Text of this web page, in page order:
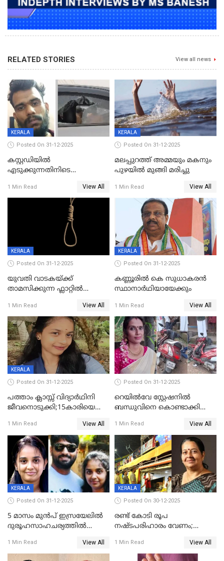
RELATED STORIES View all news
KERALA
Posted On 31-12-2025
കസ്റ്റഡിയിൽ
എടുക്കുന്നതിനിടെ
വധശ്രമക്കേസ് പ്രതി പിടിയിൽ
1 Min Read View All
KERALA
Posted On 31-12-2025
മലപ്പുറത്ത് അമ്മയും മകനും
പുഴയിൽ മുങ്ങി മരിച്ചു
1 Min Read View All
KERALA
Posted On 31-12-2025
യുവതി വാടകയ്ക്ക്
താമസിക്കുന്ന ഫ്ലാറ്റില്‍
സംഭവം കൈതപ്പൊയിലില്‍
1 Min Read View All
KERALA
Posted On 31-12-2025
കണ്ണൂരിൽ കെ സുധാകരൻ
സ്ഥാനാർഥിയായേക്കും
1 Min Read View All
KERALA
Posted On 31-12-2025
പത്താം ക്ലാസ്സ് വിദ്യാര്‍ഥിനി
ജീവനൊടുക്കി;15കാരിയെ
കിടപ്പുമുറിയില്‍ തൂങ്ങി മരിച്ച
നിലയിൽ
1 Min Read View All
Posted On 31-12-2025
റെയിൽവേ സ്റ്റേഷനിൽ
ബന്ധുവിനെ കൊണ്ടാക്കി
ലോറി സ്കൂട്ടറിൽ ഇടിച്ചു :
യുവതിക്ക് ദാരുണാന്ത്യം
1 Min Read View All
KERALA
Posted On 31-12-2025
5 മാസം മുൻപ് ഇസ്രയേലിൽ
ദുരൂഹസാഹചര്യത്തിൽ
മലയാളി യുവാവിന്റെ ഭാര്യയും
മരിച്ചു
1 Min Read View All
KERALA
Posted On 30-12-2025
രണ്ട് കോടി രൂപ
നഷ്ടപരിഹാരം വേണം;
നോട്ടീസയച്ച് ഉമാ തോമസ്
1 Min Read View All